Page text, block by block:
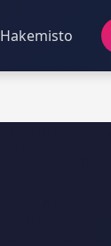
Hakemisto